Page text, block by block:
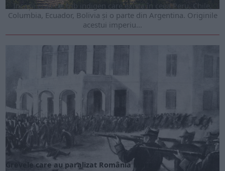
Incașii erau un trib indigen care exista în ceea Peru, Chi­le,
Columbia, Ecuador, Boli­via și o parte din Argentina. Originile
acestui imperiu...
Grevele care au paralizat România Mare